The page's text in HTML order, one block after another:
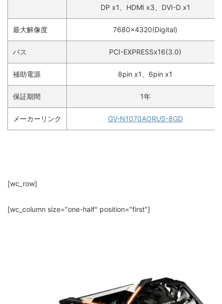
DP x1、HDMI x3、DVI-D x1
最大解像度 7680x4320(Digital)
バス PCI-EXPRESSx16(3.0)
補助電源 8pin x1、6pin x1
保証期間 1年
メーカーリンク GV-N1070AORUS-8GD
[wc_row]
[wc_column size="one-half" position="first"]